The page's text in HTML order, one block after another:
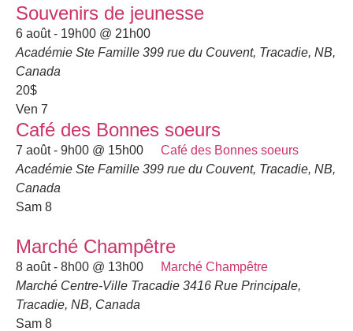
Souvenirs de jeunesse
6 août - 19h00@ 21h00
Académie Ste Famille 399 rue du Couvent, Tracadie, NB,
Canada
20$
Ven 7
Café des Bonnes soeurs
7 août - 9h00@ 15h00
Café des Bonnes soeurs
Académie Ste Famille 399 rue du Couvent, Tracadie, NB,
Canada
Sam 8
Marché Champêtre
8 août - 8h00@ 13h00
Marché Champêtre
Marché Centre-Ville Tracadie 3416 Rue Principale,
Tracadie, NB, Canada
Sam 8